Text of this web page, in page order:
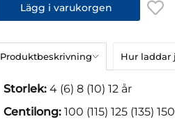
Lägg i varukorgen
Produktbeskrivning Hur laddar
Storlek: 4 (6) 8 (10) 12 år
Centilong: 100 (115) 125 (135)